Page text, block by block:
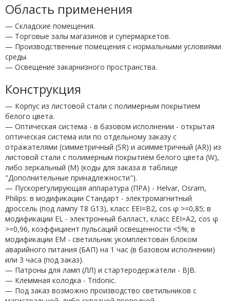
Область применения
— Складские помещения.
— Торговые залы магазинов и супермаркетов.
— Производственные помещения с нормальными условиями
среды.
— Освещение закарнизного пространства.
Конструкция
— Корпус из листовой стали с полимерным покрытием
белого цвета.
— Оптическая система - в базовом исполнении - открытая
оптическая система или по отдельному заказу с
отражателями (симметричный (SR) и асимметричный (AR)) из
листовой стали с полимерным покрытием белого цвета (W),
либо зеркальный (М) (коды для заказа в таблице
"Дополнительные принадлежности").
— Пускорегулирующая аппаратура (ПРА) - Helvar, Osram,
Philips: в модификации Стандарт - электромагнитный
дроссель (под лампу T8 G13), класс EEI=B2, cos φ >=0,85; в
модификации EL - электронный балласт, класс EEI=A2, cos φ
>=0,96, коэффициент пульсаций освещенности <5%; в
модификации EM - светильник укомплектован блоком
аварийного питания (БАП) на 1 час (в базовом исполнении)
или 3 часа (под заказ).
— Патроны для ламп (ЛЛ) и стартеродержатели - BJB.
— Клеммная колодка - Tridonic.
— Под заказ возможно производство светильников с